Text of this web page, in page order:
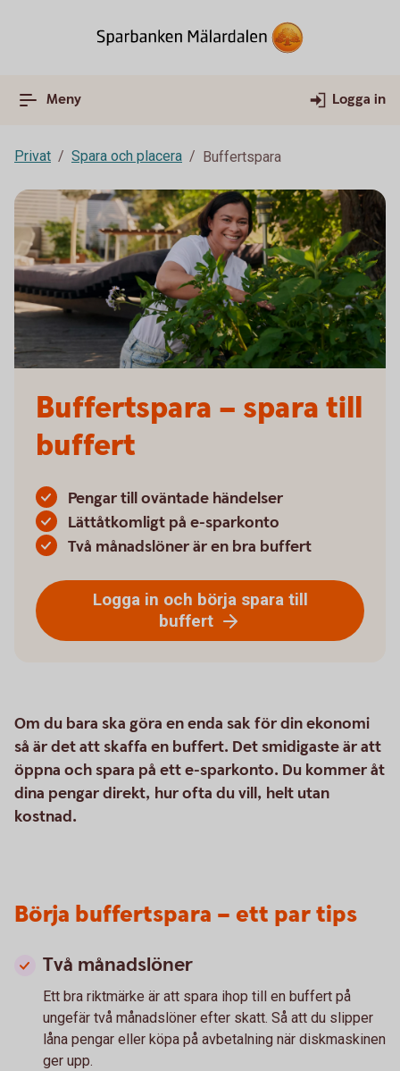
Meny Logga in
Privat Spara och placera Buffertspara
Buffertspara – spara till
buffert
Pengar till oväntade händelser
Lättåtkomligt på e-sparkonto
Två månadslöner är en bra buffert
Logga in och börja spara till
buffert
Om du bara ska göra en enda sak för din ekonomi
så är det att skaffa en buffert. Det smidigaste är att
öppna och spara på ett e-sparkonto. Du kommer åt
dina pengar direkt, hur ofta du vill, helt utan
kostnad.
Börja buffertspara – ett par tips
Två månadslöner
Ett bra riktmärke är att spara ihop till en buffert på
ungefär två månadslöner efter skatt. Så att du slipper
låna pengar eller köpa på avbetalning när diskmaskinen
ger upp.